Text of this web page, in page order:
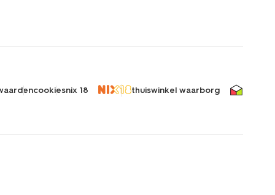
cookiesnix 18 thuiswinkel waarborg